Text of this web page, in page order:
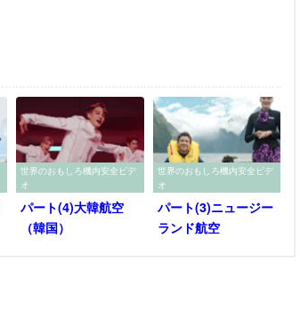
世界のおもしろ機内安全ビデ
オ
パート(4)大韓航空
（韓国）
世界のおもしろ機内安全ビデ
オ
パート(3)ニュージー
ランド航空